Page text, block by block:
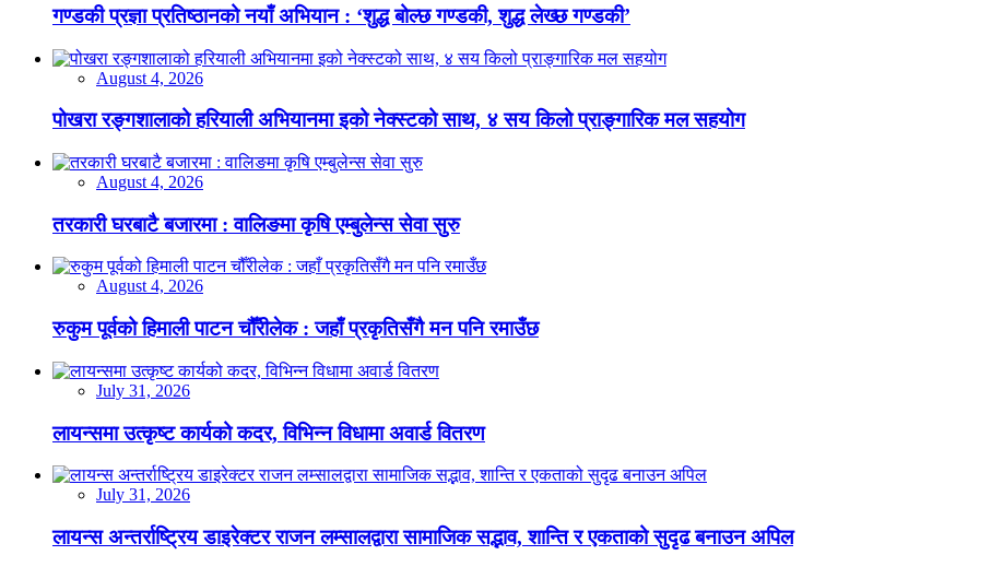
गण्डकी प्रज्ञा प्रतिष्ठानको नयाँ अभियान : ‘शुद्ध बोल्छ गण्डकी, शुद्ध लेख्छ गण्डकी’
August 4, 2026
पोखरा रङ्गशालाको हरियाली अभियानमा इको नेक्स्टको साथ, ४ सय किलो प्राङ्गारिक मल सहयोग
August 4, 2026
तरकारी घरबाटै बजारमा : वालिङमा कृषि एम्बुलेन्स सेवा सुरु
August 4, 2026
रुकुम पूर्वको हिमाली पाटन चौँरीलेक : जहाँ प्रकृतिसँगै मन पनि रमाउँछ
July 31, 2026
लायन्समा उत्कृष्ट कार्यको कदर, विभिन्न विधामा अवार्ड वितरण
July 31, 2026
लायन्स अन्तर्राष्ट्रिय डाइरेक्टर राजन लम्सालद्वारा सामाजिक सद्भाव, शान्ति र एकताको सुदृढ बनाउन अपिल